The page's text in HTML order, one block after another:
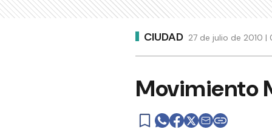
CIUDAD 27 de julio de 2010
Movimiento